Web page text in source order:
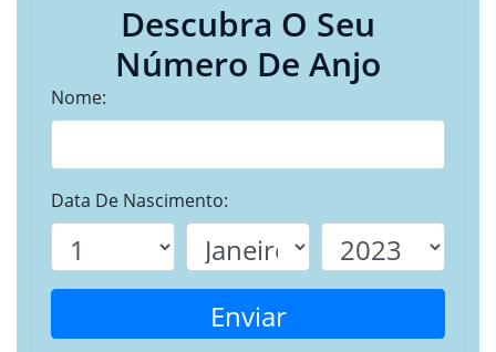
Descubra O Seu
Número De Anjo
Nome:
Data De Nascimento:
Enviar